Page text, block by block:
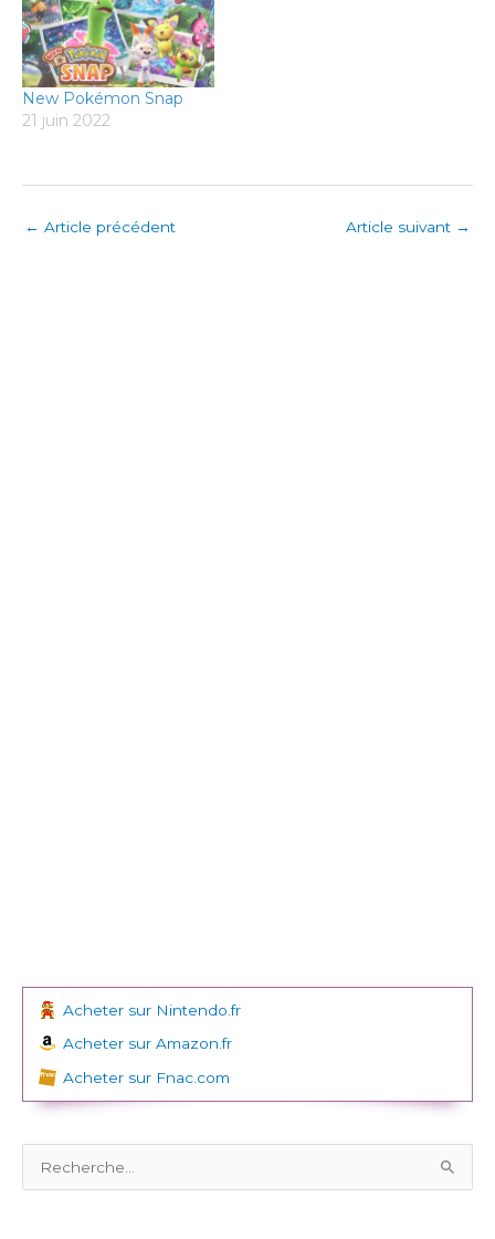
New Pokémon Snap
21 juin 2022
← Article précédent Article suivant →
Acheter sur Nintendo.fr
Acheter sur Amazon.fr
Acheter sur Fnac.com
e